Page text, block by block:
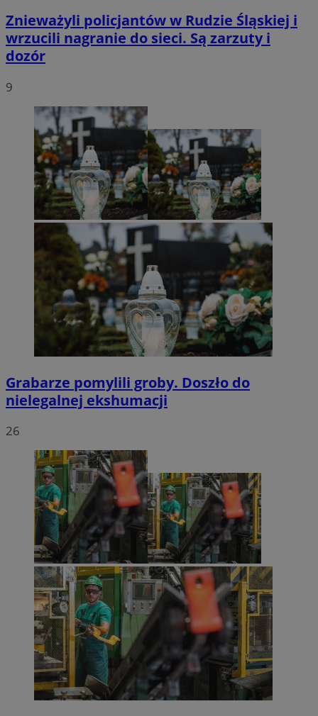
Znieważyli policjantów w Rudzie Śląskiej i
wrzucili nagranie do sieci. Są zarzuty i
dozór
9
Grabarze pomylili groby. Doszło do
nielegalnej ekshumacji
26